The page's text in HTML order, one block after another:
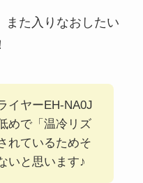
また入りなおしたい
イヤーEH-NA0J
めで「温冷リズ
れているためそ
いと思います♪